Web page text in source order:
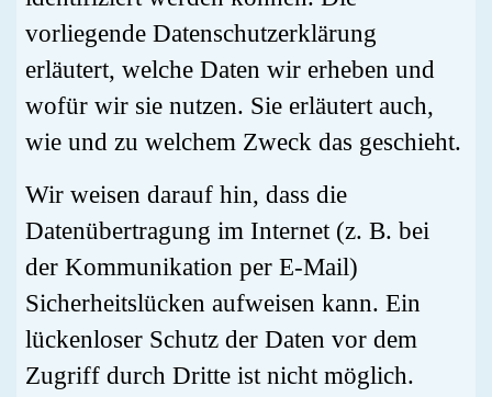
vorliegende Datenschutzerklärung
erläutert, welche Daten wir erheben und
wofür wir sie nutzen. Sie erläutert auch,
wie und zu welchem Zweck das geschieht.
Wir weisen darauf hin, dass die
Datenübertragung im Internet (z. B. bei
der Kommunikation per E-Mail)
Sicherheitslücken aufweisen kann. Ein
lückenloser Schutz der Daten vor dem
Zugriff durch Dritte ist nicht möglich.